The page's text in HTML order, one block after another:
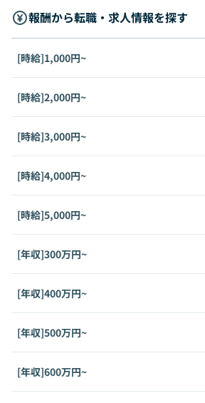
報酬から転職・求人情報を探す
[時給]1,000円~
[時給]2,000円~
[時給]3,000円~
[時給]4,000円~
[時給]5,000円~
[年収]300万円~
[年収]400万円~
[年収]500万円~
[年収]600万円~